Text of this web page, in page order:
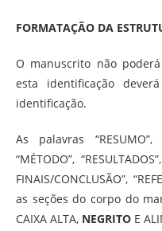
FORMATAÇÃO DA
O manuscrito não
esta identificação
identificação.
As palavras “RESUMO”,
“MÉTODO”,
FINAIS/CONCLUSÃO”,
as seções do corpo do
CAIXA ALTA, NEGRITO E